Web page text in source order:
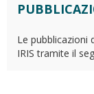
Le pubblicazioni
IRIS tramite il